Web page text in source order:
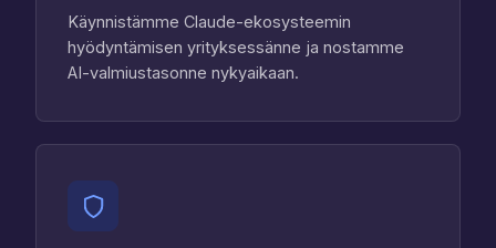
Käynnistämme Claude-ekosysteemin
hyödyntämisen yrityksessänne ja nostamme
AI-valmiustasonne nykyaikaan.